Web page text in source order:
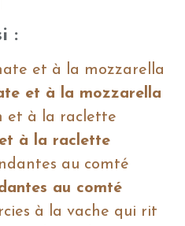
:
et à la mozzarella
à la raclette
au comté